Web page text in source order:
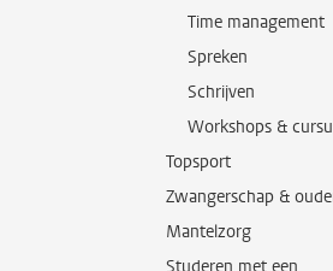
Time management
Spreken
Schrijven
Workshops &
Topsport
Zwangerschap &
Mantelzorg